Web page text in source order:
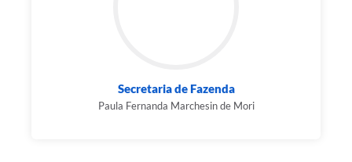
Secretaria de Fazenda
Paula Fernanda Marchesin de Mori